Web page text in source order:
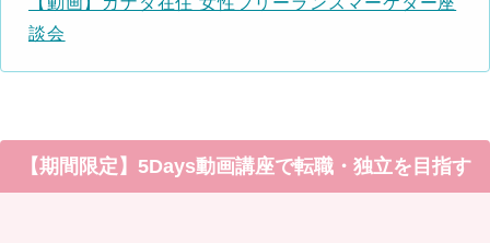
談会
【期間限定】5Days動画講座で転職・独立を目指す